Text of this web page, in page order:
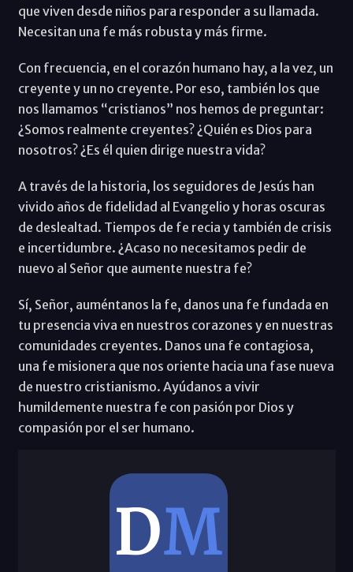
que viven desde niños para responder a su llamada.
Necesitan una fe más robusta y más firme.
Con frecuencia, en el corazón humano hay, a la vez, un
creyente y un no creyente. Por eso, también los que
nos llamamos “cristianos” nos hemos de preguntar:
¿Somos realmente creyentes? ¿Quién es Dios para
nosotros? ¿Es él quien dirige nuestra vida?
A través de la historia, los seguidores de Jesús han
vivido años de fidelidad al Evangelio y horas oscuras
de deslealtad. Tiempos de fe recia y también de crisis
e incertidumbre. ¿Acaso no necesitamos pedir de
nuevo al Señor que aumente nuestra fe?
Sí, Señor, auméntanos la fe, danos una fe fundada en
tu presencia viva en nuestros corazones y en nuestras
comunidades creyentes. Danos una fe contagiosa,
una fe misionera que nos oriente hacia una fase nueva
de nuestro cristianismo. Ayúdanos a vivir
humildemente nuestra fe con pasión por Dios y
compasión por el ser humano.